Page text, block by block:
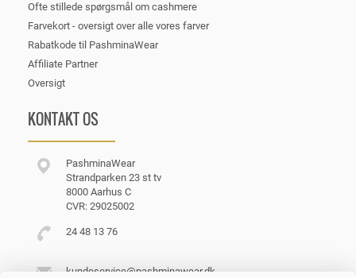
Ofte stillede spørgsmål om cashmere
Farvekort - oversigt over alle vores farver
Rabatkode til PashminaWear
Affiliate Partner
Oversigt
KONTAKT OS
PashminaWear
Strandparken 23 st tv
8000 Aarhus C
CVR: 29025002
24 48 13 76
kundeservice@pashminawear.dk